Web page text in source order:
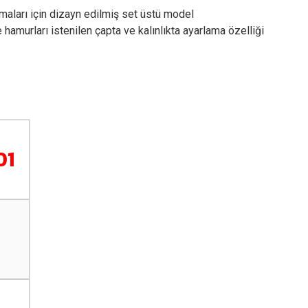
için dizayn edilmiş set üstü model
istenilen çapta ve kalınlıkta ayarlama özelliği